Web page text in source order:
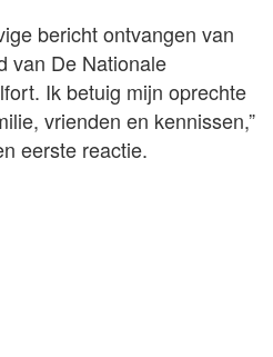
bericht ontvangen van
van De Nationale
Ik betuig mijn oprechte
vrienden en kennissen,”
eerste reactie.